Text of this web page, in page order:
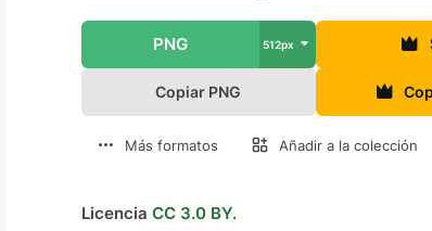
PNG 512px
Copiar PNG
Más formatos Añadir a la colección
Licencia CC 3.0 BY.